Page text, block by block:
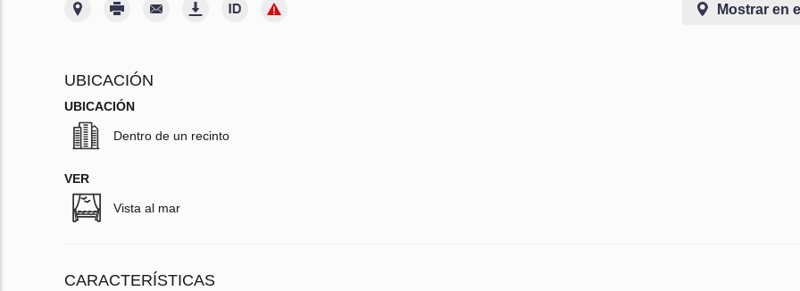
Mostrar en
UBICACIÓN
UBICACIÓN
Dentro de un recinto
VER
Vista al mar
CARACTERÍSTICAS